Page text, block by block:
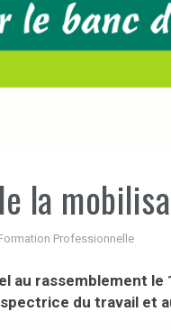
la
Professionnelle
au rassemblement
du travail et